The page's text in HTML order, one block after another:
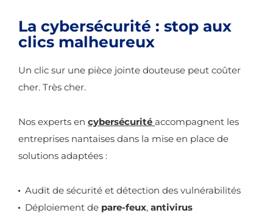
La cybersécurité : stop aux
clics malheureux
Un clic sur une pièce jointe douteuse peut coûter
cher. Très cher.
Nos experts en cybersécurité accompagnent les
entreprises nantaises dans la mise en place de
solutions adaptées :
Audit de sécurité et détection des vulnérabilités
Déploiement de pare-feux, antivirus